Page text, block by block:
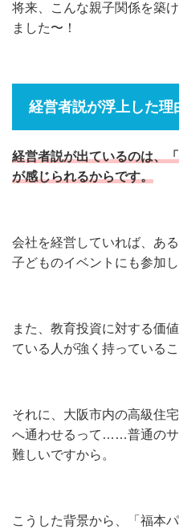
将来、こんな親子関係を築
ました〜！
経営者説が浮上した理
経営者説が出ているのは、
が感じられるからです。
会社を経営していれば、あ
子どものイベントにも参加
また、教育投資に対する価
ている人が強く持っているこ
それに、大阪市内の高級住
へ通わせるって……普通の
難しいですから。
こうした背景から、「福本